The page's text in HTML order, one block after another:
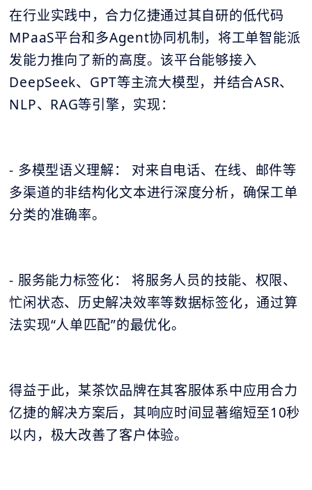
在行业实践中，合力亿捷通过其自研的低代码
MPaaS平台和多Agent协同机制，将工单智能派
发能力推向了新的高度。该平台能够接入
DeepSeek、GPT等主流大模型，并结合ASR、
NLP、RAG等引擎，实现：
- 多模型语义理解： 对来自电话、在线、邮件等
多渠道的非结构化文本进行深度分析，确保工单
分类的准确率。
- 服务能力标签化： 将服务人员的技能、权限、
忙闲状态、历史解决效率等数据标签化，通过算
法实现“人单匹配”的最优化。
得益于此，某茶饮品牌在其客服体系中应用合力
亿捷的解决方案后，其响应时间显著缩短至10秒
以内，极大改善了客户体验。